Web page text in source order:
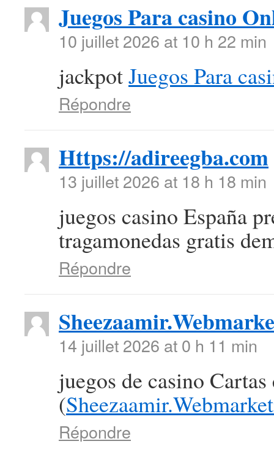
Juegos Para casino
10 juillet 2026 at 10 h 22 min
jackpotJuegos Para
Répondre
Https://adireegba.com
13 juillet 2026 at 18 h 18 min
juegos casino España
tragamonedas gratis
Répondre
14 juillet 2026 at 0 h 11 min
juegos de casino Cartas
(
Répondre